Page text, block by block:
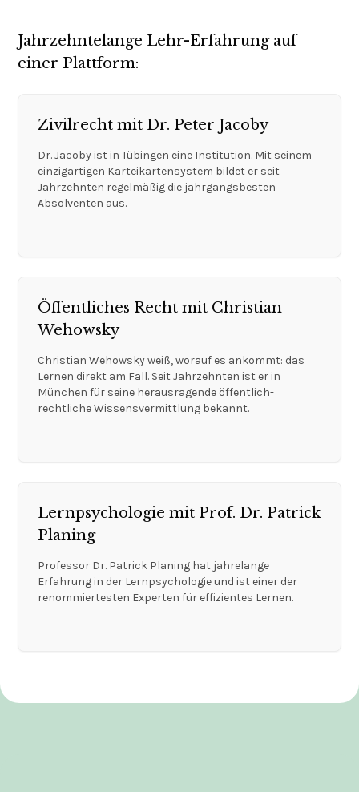
Jahrzehntelange Lehr-Erfahrung auf
einer Plattform:
Zivilrecht mit Dr. Peter Jacoby
Dr. Jacoby ist in Tübingen eine Institution. Mit seinem
einzigartigen Karteikartensystem bildet er seit
Jahrzehnten regelmäßig die jahrgangsbesten
Absolventen aus.
Öffentliches Recht mit Christian
Wehowsky
Christian Wehowsky weiß, worauf es ankommt: das
Lernen direkt am Fall. Seit Jahrzehnten ist er in
München für seine herausragende öffentlich-
rechtliche Wissensvermittlung bekannt.
Lernpsychologie mit Prof. Dr. Patrick
Planing
Professor Dr. Patrick Planing hat jahrelange
Erfahrung in der Lernpsychologie und ist einer der
renommiertesten Experten für effizientes Lernen.